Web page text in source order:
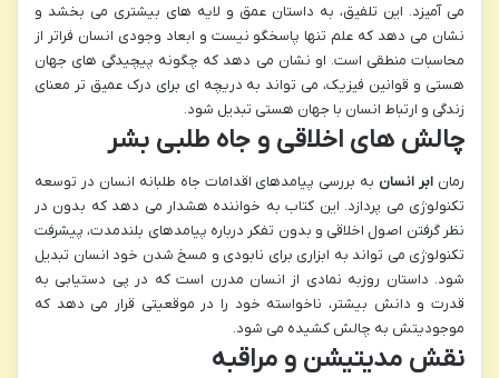
می آمیزد. این تلفیق، به داستان عمق و لایه های بیشتری می بخشد و
نشان می دهد که علم تنها پاسخگو نیست و ابعاد وجودی انسان فراتر از
محاسبات منطقی است. او نشان می دهد که چگونه پیچیدگی های جهان
هستی و قوانین فیزیک، می تواند به دریچه ای برای درک عمیق تر معنای
زندگی و ارتباط انسان با جهان هستی تبدیل شود.
چالش های اخلاقی و جاه طلبی بشر
رمان ابر انسان به بررسی پیامدهای اقدامات جاه طلبانه انسان در توسعه
تکنولوژی می پردازد. این کتاب به خواننده هشدار می دهد که بدون در
نظر گرفتن اصول اخلاقی و بدون تفکر درباره پیامدهای بلندمدت، پیشرفت
تکنولوژی می تواند به ابزاری برای نابودی و مسخ شدن خود انسان تبدیل
شود. داستان روزبه نمادی از انسان مدرن است که در پی دستیابی به
قدرت و دانش بیشتر، ناخواسته خود را در موقعیتی قرار می دهد که
موجودیتش به چالش کشیده می شود.
نقش مدیتیشن و مراقبه